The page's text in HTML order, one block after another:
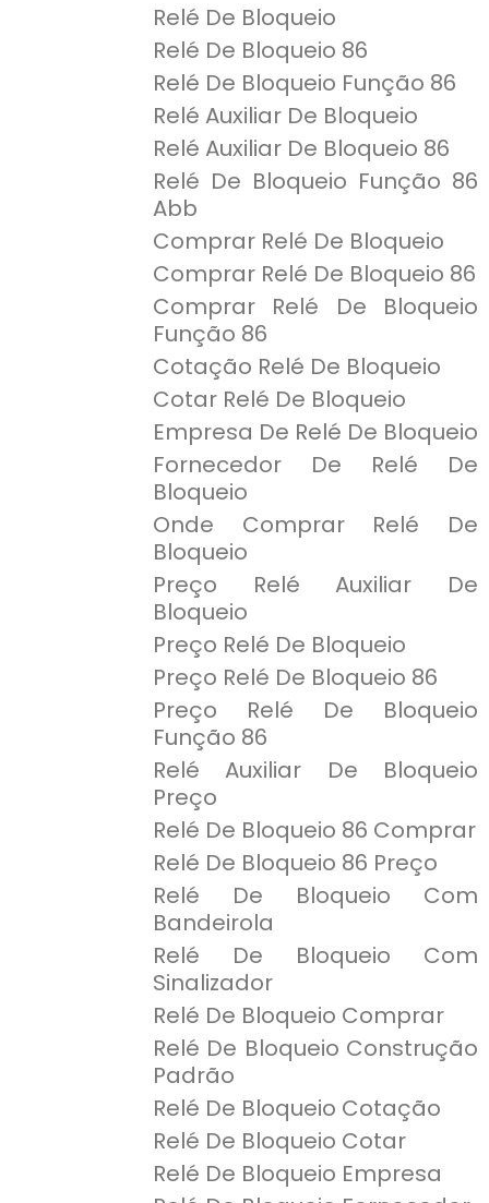
Relé De Bloqueio
Relé De Bloqueio 86
Relé De Bloqueio Função 86
Relé Auxiliar De Bloqueio
Relé Auxiliar De Bloqueio 86
Relé De Bloqueio Função 86
Abb
Comprar Relé De Bloqueio
Comprar Relé De Bloqueio 86
Comprar Relé De Bloqueio
Função 86
Cotação Relé De Bloqueio
Cotar Relé De Bloqueio
Empresa De Relé De Bloqueio
Fornecedor De Relé De
Bloqueio
Onde Comprar Relé De
Bloqueio
Preço Relé Auxiliar De
Bloqueio
Preço Relé De Bloqueio
Preço Relé De Bloqueio 86
Preço Relé De Bloqueio
Função 86
Relé Auxiliar De Bloqueio
Preço
Relé De Bloqueio 86 Comprar
Relé De Bloqueio 86 Preço
Relé De Bloqueio Com
Bandeirola
Relé De Bloqueio Com
Sinalizador
Relé De Bloqueio Comprar
Relé De Bloqueio Construção
Padrão
Relé De Bloqueio Cotação
Relé De Bloqueio Cotar
Relé De Bloqueio Empresa